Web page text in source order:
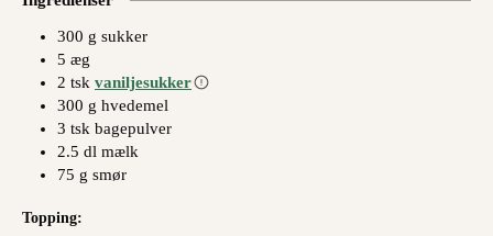
300 g sukker
5 æg
2 tsk vaniljesukker
300 g hvedemel
3 tsk bagepulver
2.5 dl mælk
75 g smør
Topping: